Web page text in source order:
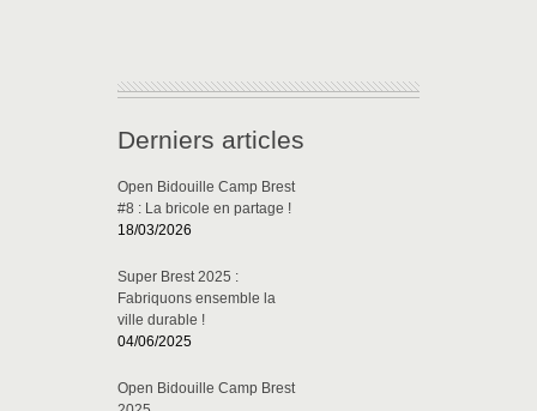
Derniers articles
Open Bidouille Camp Brest
#8 : La bricole en partage !
18/03/2026
Super Brest 2025 :
Fabriquons ensemble la
ville durable !
04/06/2025
Open Bidouille Camp Brest